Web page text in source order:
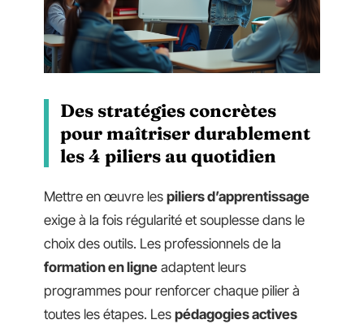
Des stratégies concrètes
pour maîtriser durablement
les 4 piliers au quotidien
Mettre en œuvre les piliers d’apprentissage
exige à la fois régularité et souplesse dans le
choix des outils. Les professionnels de la
formation en ligne adaptent leurs
programmes pour renforcer chaque pilier à
toutes les étapes. Les pédagogies actives